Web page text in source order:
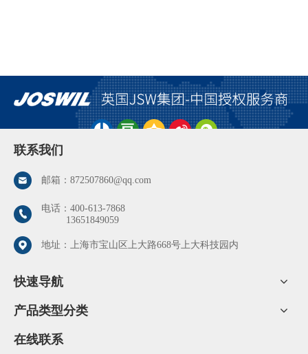
联系我们
邮箱： 872507860@qq.com
电话： 400-613-7868
13651849059
地址：上海市宝山区上大路668号上大科技园内
快速导航
产品类型分类
在线联系